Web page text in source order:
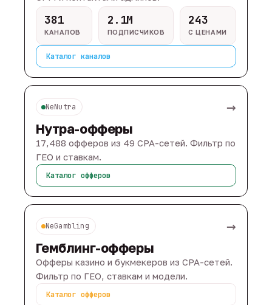
381
КАНАЛОВ
2.1M
ПОДПИСЧИКОВ
243
С ЦЕНАМИ
Каталог каналов
NeNutra →
Нутра-офферы
17,488 офферов из 49 CPA-сетей. Фильтр по
ГЕО и ставкам.
Каталог офферов
NeGambling →
Гемблинг-офферы
Офферы казино и букмекеров из CPA-сетей.
Фильтр по ГЕО, ставкам и модели.
Каталог офферов